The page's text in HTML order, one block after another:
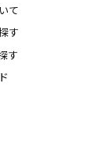
て
す
す